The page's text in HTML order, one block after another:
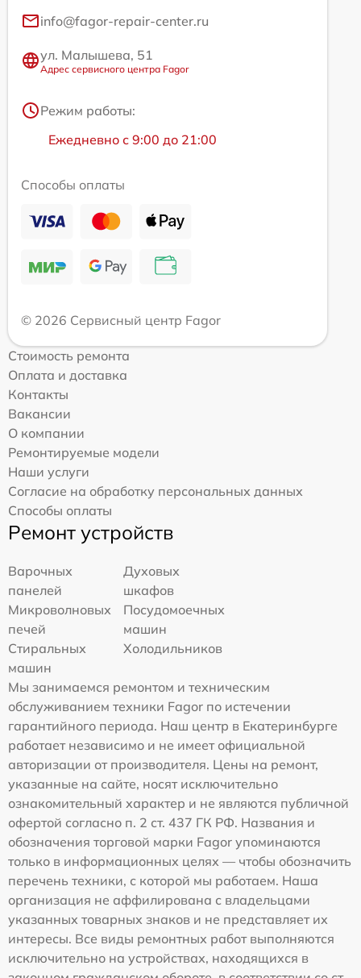
info@fagor-repair-center.ru
ул. Малышева, 51
Адрес сервисного центра Fagor
Режим работы:
Ежедневно с 9:00 до 21:00
Способы оплаты
© 2026 Сервисный центр Fagor
Стоимость ремонта
Оплата и доставка
Контакты
Вакансии
О компании
Ремонтируемые модели
Наши услуги
Согласие на обработку персональных данных
Способы оплаты
Ремонт устройств
Варочных
панелей
Духовых
шкафов
Микроволновых
печей
Посудомоечных
машин
Стиральных
машин
Холодильников
Мы занимаемся ремонтом и техническим
обслуживанием техники Fagor по истечении
гарантийного периода. Наш центр в Екатеринбурге
работает независимо и не имеет официальной
авторизации от производителя. Цены на ремонт,
указанные на сайте, носят исключительно
ознакомительный характер и не являются публичной
офертой согласно п. 2 ст. 437 ГК РФ. Названия и
обозначения торговой марки Fagor упоминаются
только в информационных целях — чтобы обозначить
перечень техники, с которой мы работаем. Наша
организация не аффилирована с владельцами
указанных товарных знаков и не представляет их
интересы. Все виды ремонтных работ выполняются
исключительно на устройствах, находящихся в